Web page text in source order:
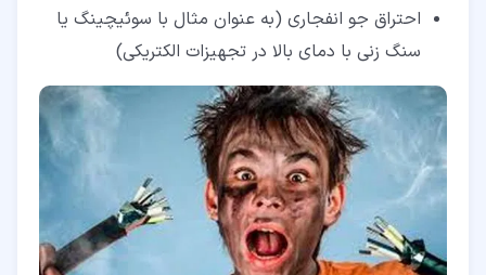
احتراق جو انفجاری (به عنوان مثال با سوئیچینگ یا
سنگ زنی با دمای بالا در تجهیزات الکتریکی)